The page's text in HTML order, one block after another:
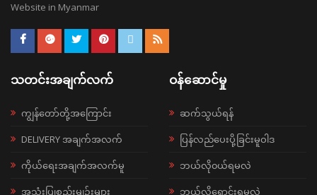
Website in Myanmar
သတင်းအချက်လက်
ကျွန်တော်တို့အကြောင်း
DELIVERY အချက်အလက်
ကိုယ်ရေးအချက်အလက်မူ
အသုံးပြုစည်းမျဉ်းများ
ဝန်ဆောင်မှု
ဆက်သွယ်ရန်
ပြန်လည်ပေးပို့ခြင်းမူဝါဒ
ဘယ်လို၀ယ်ရမလဲ
ဘယ်လိုရောင်းရမလဲ